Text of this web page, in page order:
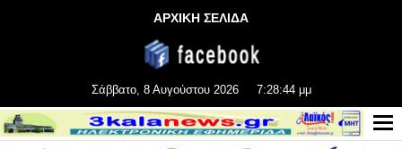
ΑΡΧΙΚΗ ΣΕΛΙΔΑ
Σάββατο, 8 Αυγούστου 2026 7:28:45 μμ